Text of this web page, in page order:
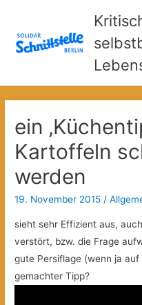
ein
Kartoffeln
werden
19. November 2015 /
sieht sehr Effizient aus,
verstört, bzw. die Frage
gute Persiflage (wenn ja
gemachter Tipp?